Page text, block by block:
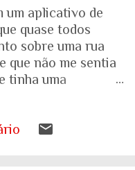
um aplicativo de
quase todos
sobre uma rua
que não me sentia
tinha uma
sobre o que é